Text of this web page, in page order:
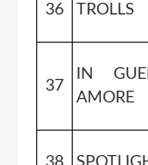
36 TROLLS
37
IN
AMORE